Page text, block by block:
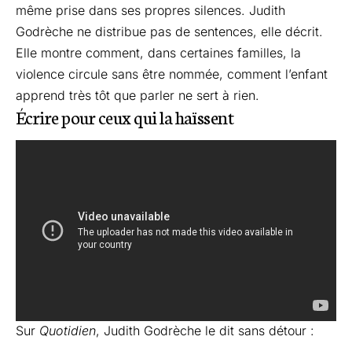
même prise dans ses propres silences. Judith
Godrèche ne distribue pas de sentences, elle décrit.
Elle montre comment, dans certaines familles, la
violence circule sans être nommée, comment l’enfant
apprend très tôt que parler ne sert à rien.
Écrire pour ceux qui la haïssent
Sur Quotidien, Judith Godrèche le dit sans détour :